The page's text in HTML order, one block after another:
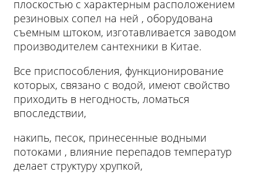
плоскостью с характерным расположением
резиновых сопел на ней , оборудована
съемным штоком, изготавливается заводом
производителем сантехники в Китае.
Все приспособления, функционирование
которых, связано с водой, имеют свойство
приходить в негодность, ломаться
впоследствии,
накипь, песок, принесенные водными
потоками , влияние перепадов температур
делает структуру хрупкой,